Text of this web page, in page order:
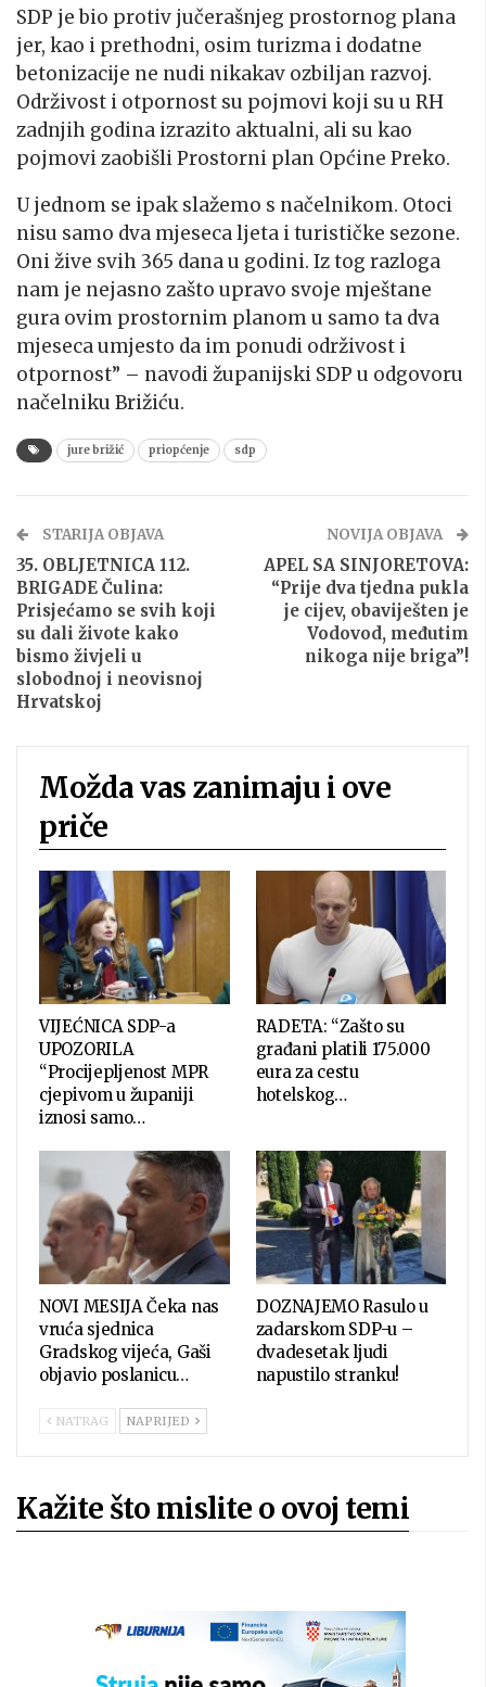
SDP je bio protiv jučerašnjeg prostornog plana
jer, kao i prethodni, osim turizma i dodatne
betonizacije ne nudi nikakav ozbiljan razvoj.
Održivost i otpornost su pojmovi koji su u RH
zadnjih godina izrazito aktualni, ali su kao
pojmovi zaobišli Prostorni plan Općine Preko.
U jednom se ipak slažemo s načelnikom. Otoci
nisu samo dva mjeseca ljeta i turističke sezone.
Oni žive svih 365 dana u godini. Iz tog razloga
nam je nejasno zašto upravo svoje mještane
gura ovim prostornim planom u samo ta dva
mjeseca umjesto da im ponudi održivost i
otpornost” – navodi županijski SDP u odgovoru
načelniku Brižiću.
jure brižić priopćenje sdp
STARIJA OBJAVA
35. OBLJETNICA 112.
BRIGADE Čulina:
Prisjećamo se svih koji
su dali živote kako
bismo živjeli u
slobodnoj i neovisnoj
Hrvatskoj
NOVIJA OBJAVA
APEL SA SINJORETOVA:
“Prije dva tjedna pukla
je cijev, obaviješten je
Vodovod, međutim
nikoga nije briga”!
Možda vas zanimaju i ove
priče
VIJEĆNICA SDP-a
UPOZORILA
“Procijepljenost MPR
cjepivom u županiji
iznosi samo…
RADETA: “Zašto su
građani platili 175.000
eura za cestu
hotelskog…
NOVI MESIJA Čeka nas
vruća sjednica
Gradskog vijeća, Gaši
objavio poslanicu…
DOZNAJEMO Rasulo u
zadarskom SDP-u –
dvadesetak ljudi
napustilo stranku!
NATRAG NAPRIJED
Kažite što mislite o ovoj temi